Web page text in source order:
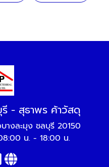
- สุธาพร ค้าวัสดุ
างละมุง ชลบุรี 20150
น. - 18:00 น.